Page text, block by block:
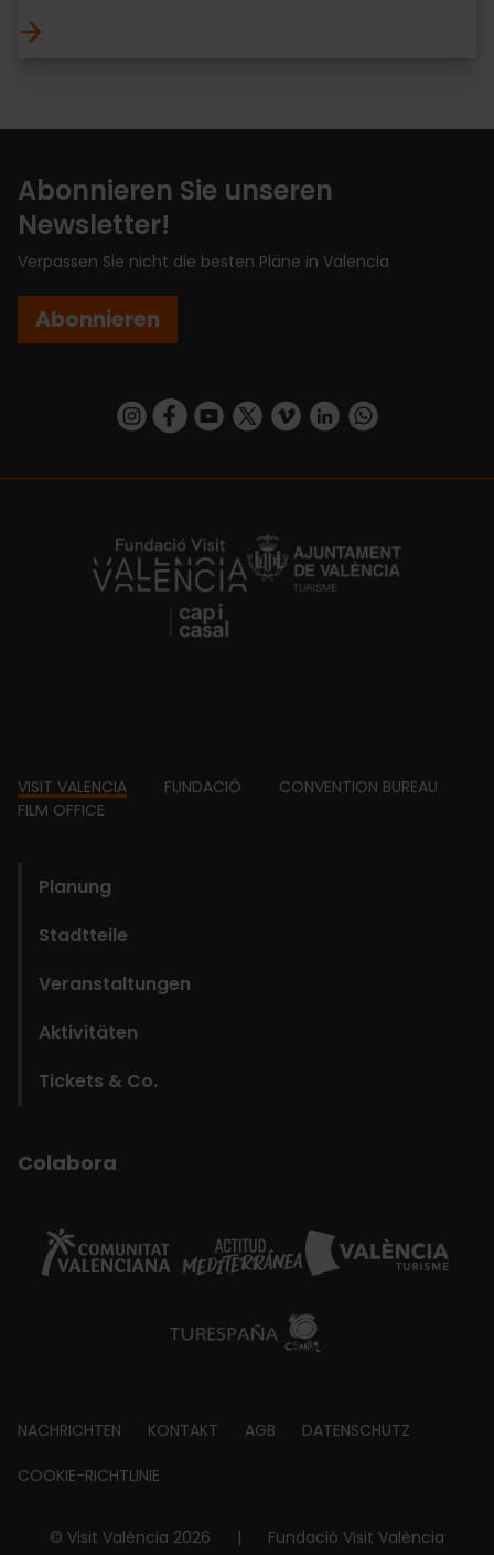
Abonnieren Sie unseren
Newsletter!
Verpassen Sie nicht die besten Pläne in Valencia
Abonnieren
https://www.instagram.com/visit_valencia/
https://www.facebook.com/
https://www.youtube.com/user/
https://twitter.com/_VivaValencia
https://vimeo.com/
https://www.linkedin.com/company/turismo-valencia/https://api.whatsapp.com/send/
https://fundacion.visitvalencia.com/
Footer
VISIT VALENCIA FUNDACIÓ
CONVENTION BUREAU
FILM OFFICE
Planung
Stadtteile
Veranstaltungen
Aktivitäten
Tickets & Co.
Colabora
Footer
about
NACHRICHTEN KONTAKT AGB DATENSCHUTZ
COOKIE-RICHTLINIE
© Visit València 2026 | Fundació Visit València